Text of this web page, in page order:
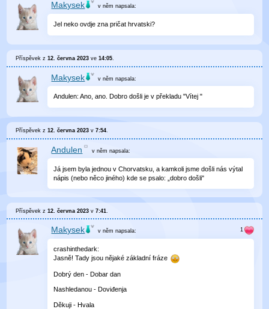
Makysek v něm napsala:
Jel neko ovdje zna pričat hrvatski?
Příspěvek z12. června 2023 ve14:05
Makysek v něm napsala:
Andulen: Ano, ano. Dobro došli je v překladu "Vítej "
Příspěvek z12. června 2023 v7:54.
Andulen v němnapsala:
Já jsem byla jednou v Chorvatsku, a kamkoli jsme došli nás výtal
nápis (nebo něco jiného) kde se psalo: „dobro došli"
Příspěvek z12. června 2023 v7:41
Makysek v něm napsala:
crashinthedark:
Jasně! Tady jsou nějaké základní fráze
Dobrý den - Dobar dan
Nashledanou - Doviđenja
Děkuji - Hvala